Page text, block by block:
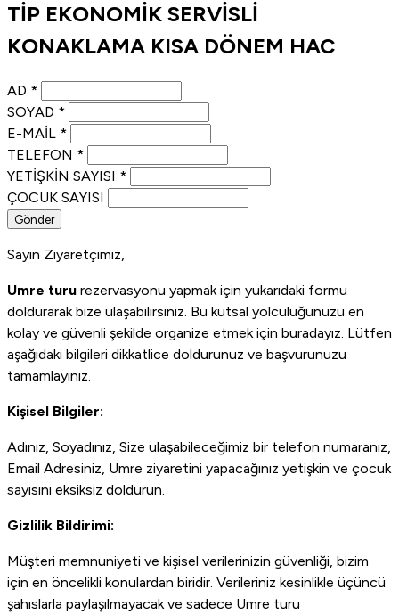
TİP EKONOMİK SERVİSLİ
KONAKLAMA KISA DÖNEM HAC
AD *
SOYAD *
E-MAIL *
TELEFON *
YETIŞKIN SAYISI *
ÇOCUK SAYISI
Gönder
Sayın Ziyaretçimiz,
Umre turu rezervasyonu yapmak için yukarıdaki formu
doldurarak bize ulaşabilirsiniz. Bu kutsal yolculuğunuzu en
kolay ve güvenli şekilde organize etmek için buradayız. Lütfen
aşağıdaki bilgileri dikkatlice doldurunuz ve başvurunuzu
tamamlayınız.
Kişisel Bilgiler:
Adınız, Soyadınız, Size ulaşabileceğimiz bir telefon numaranız,
Email Adresiniz, Umre ziyaretini yapacağınız yetişkin ve çocuk
sayısını eksiksiz doldurun.
Gizlilik Bildirimi:
Müşteri memnuniyeti ve kişisel verilerinizin güvenliği, bizim
için en öncelikli konulardan biridir. Verileriniz kesinlikle üçüncü
şahıslarla paylaşılmayacak ve sadece Umre turu